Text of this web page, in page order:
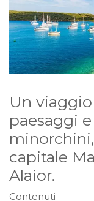
Un
paesaggi
capitale
Alaior.
Contenuti